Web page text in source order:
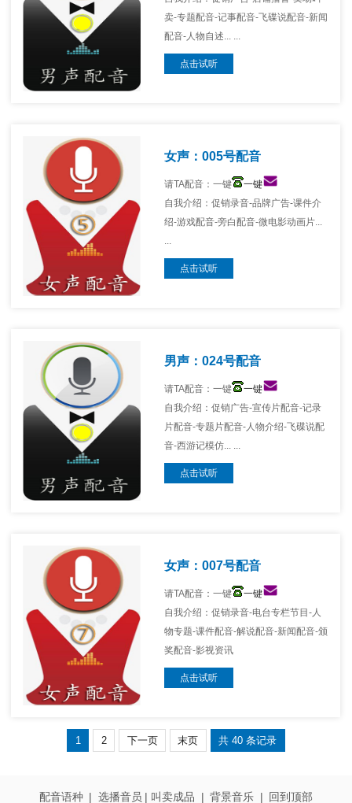
卖-专题配音-记事配音-飞碟说配音-新闻
配音-人物自述... ...
点击试听
女声：005号配音
请TA配音：一键
一键
自我介绍：促销录音-品牌广告-课件介
绍-游戏配音-旁白配音-微电影动画片...
...
点击试听
男声：024号配音
请TA配音：一键
一键
自我介绍：促销广告-宣传片配音-记录
片配音-专题片配音-人物介绍-飞碟说配
音-西游记模仿... ...
点击试听
女声：007号配音
请TA配音：一键
一键
自我介绍：促销录音-电台专栏节目-人
物专题-课件配音-解说配音-新闻配音-颁
奖配音-影视资讯
点击试听
1 2 下一页 末页 共 40 条记录
配音语种 | 选播音员 | 叫卖成品 | 背景音乐 | 回到顶部